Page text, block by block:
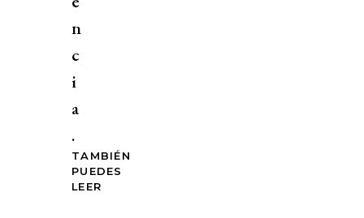
n
c
i
a
.
TAMBIÉN
PUEDES
LEER